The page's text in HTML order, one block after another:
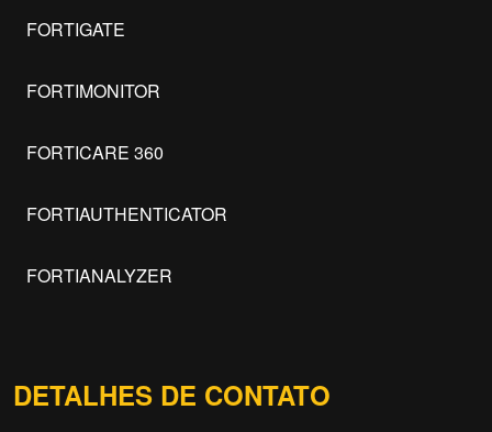
FORTIGATE
FORTIMONITOR
FORTICARE 360
FORTIAUTHENTICATOR
FORTIANALYZER
DETALHES DE CONTATO